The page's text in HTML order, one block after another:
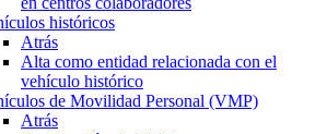
históricos
Atrás
Alta como entidad relacionada con el
vehículo histórico
de Movilidad Personal (VMP)
Atrás